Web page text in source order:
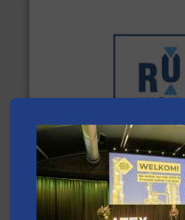
Robbe Industries nv
Sinds 1845 is Robbe